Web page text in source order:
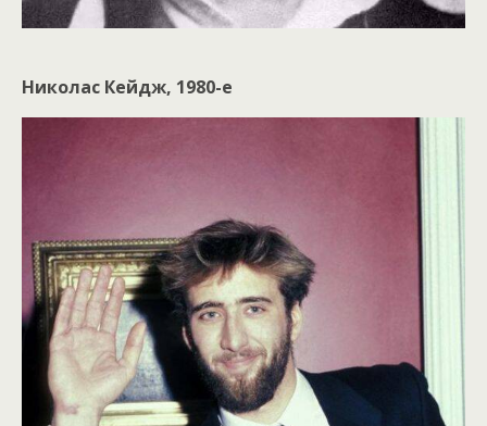
Николас Кейдж, 1980-е